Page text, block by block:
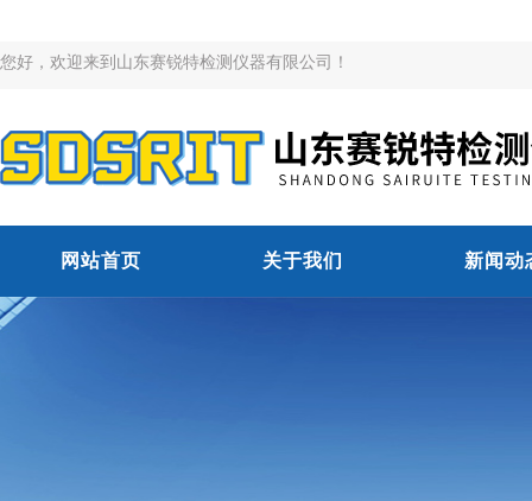
您好，欢迎来到山东赛锐特检测仪器有限公司！
网站首页 关于我们 新闻动